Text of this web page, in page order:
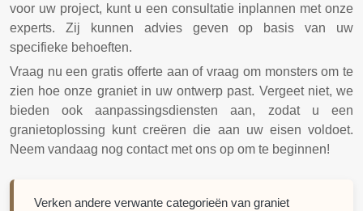
voor uw project, kunt u een consultatie inplannen met onze
experts. Zij kunnen advies geven op basis van uw
specifieke behoeften.
Vraag nu een gratis offerte aan of vraag om monsters om te
zien hoe onze graniet in uw ontwerp past. Vergeet niet, we
bieden ook aanpassingsdiensten aan, zodat u een
granietoplossing kunt creëren die aan uw eisen voldoet.
Neem vandaag nog contact met ons op om te beginnen!
Verken andere verwante categorieën van graniet